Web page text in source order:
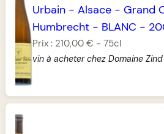
Urbain -Alsace - Grand
Humbrecht - BLANC -
Prix : 210,00 € -75cl
vin à acheter chez Domaine